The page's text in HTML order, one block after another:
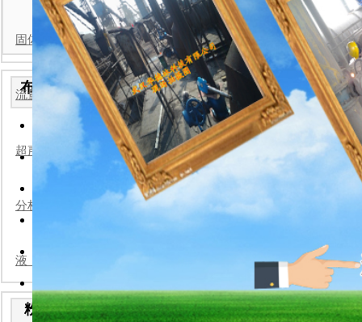
固体流量计现场安装案例
流量计现场安装案例
超声波流量计现场安装案例
分析仪表现场安装案例
液（物）位计现场安装案例
一体式粉尘浓度仪说明书
2026-7-22
:华德林
: 26736 作者:华德林
华
粉尘浓度仪
取得国家
布袋检漏仪安装实例
便携式粉尘浓度仪/武汉华
手持粉尘浓度仪/武汉华德
2026-7-22
一体式粉尘浓度检测仪-武
2026-7-22
防爆型粉尘检测仪/武汉华
2026-7-22
便携式粉尘检测仪技术说明
粉尘检测仪安装实例